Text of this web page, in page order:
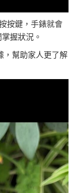
按鍵，手錶就會
握狀況。
幫助家人更了解